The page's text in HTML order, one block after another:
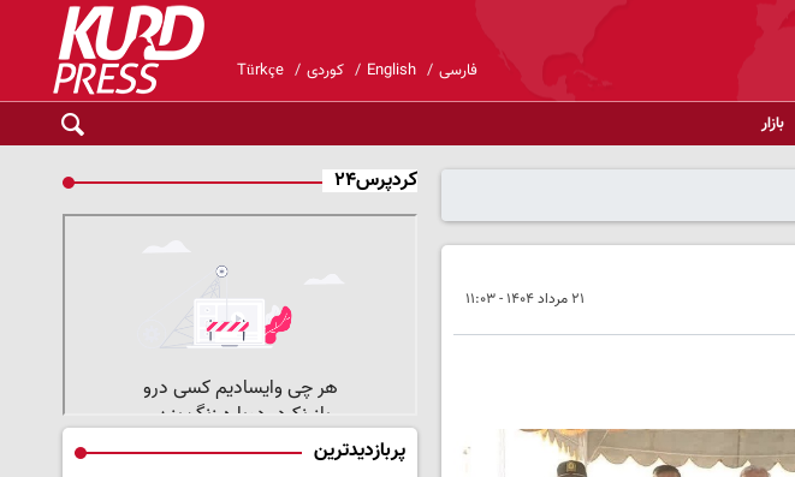
فارسی English کوردی Türkçe
بازار
۲۱ مرداد ۱۴۰۴ - ۱۱:۰۳
کردپرس۲۴
پربازدیدترین